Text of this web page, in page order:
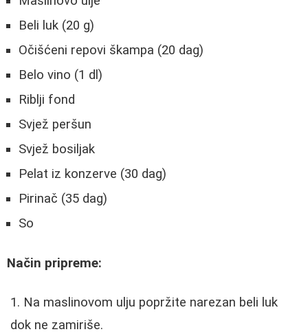
Beli luk (20 g)
Očišćeni repovi škampa (20 dag)
Belo vino (1 dl)
Riblji fond
Svjež peršun
Svjež bosiljak
Pelat iz konzerve (30 dag)
Pirinač (35 dag)
So
Način pripreme:
Na maslinovom ulju popržite narezan beli luk
dok ne zamiriše.